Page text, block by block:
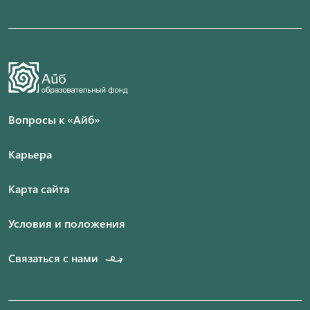
Вопросы к «Айб»
Карьера
Карта сайта
Условия и положения
Связаться с нами